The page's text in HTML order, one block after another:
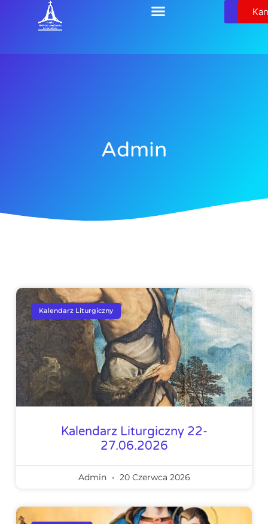
Admin
Kalendarz Liturgiczny
Kalendarz Liturgiczny 22-
27.06.2026
Admin 20 Czerwca 2026